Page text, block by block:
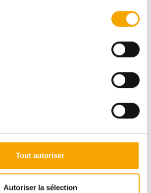
Tout autoriser
Autoriser la sélection
sur ce bien, vous pouvez
+352691112111